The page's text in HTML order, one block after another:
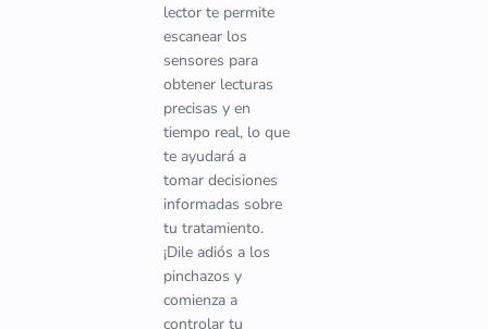
lector te permite
escanear los
sensores para
obtener lecturas
precisas y en
tiempo real, lo que
te ayudará a
tomar decisiones
informadas sobre
tu tratamiento.
¡Dile adiós a los
pinchazos y
comienza a
controlar tu